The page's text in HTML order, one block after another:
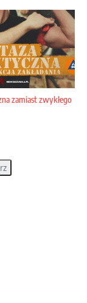
zamiast zwykłego